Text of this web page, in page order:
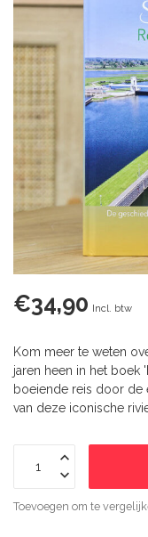
€34,90 Incl. btw
Kom meer te weten
jaren heen in het boek
boeiende reis door de
van deze iconische
Toevoegen om te